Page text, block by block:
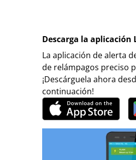
Descarga la
La aplicación de alerta
de relámpagos preciso
¡Descárguela ahora
continuación!